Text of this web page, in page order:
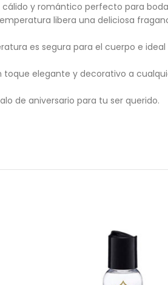
y romántico perfecto para
libera una deliciosa
es segura para el cuerpo e
elegante y decorativo a
de aniversario para tu ser querido.